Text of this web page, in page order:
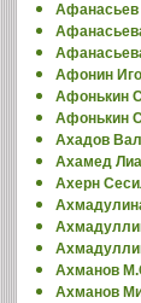
Афанасьев
Афонин
Афонькин
Афонькин
Ахадов
Ахамед
Ахерн
Ахманов
Ахманов